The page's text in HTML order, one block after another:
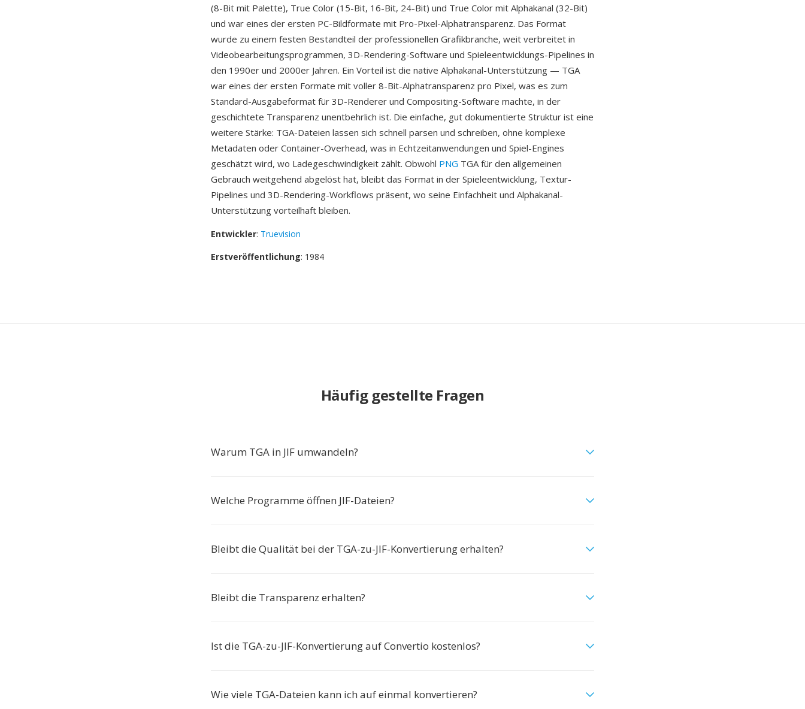
(8-Bit mit Palette), True Color (15-Bit, 16-Bit, 24-Bit) und True Color mit Alphakanal (32-Bit)
und war eines der ersten PC-Bildformate mit Pro-Pixel-Alphatransparenz. Das Format
wurde zu einem festen Bestandteil der professionellen Grafikbranche, weit verbreitet in
Videobearbeitungsprogrammen, 3D-Rendering-Software und Spieleentwicklungs-Pipelines in
den 1990er und 2000er Jahren. Ein Vorteil ist die native Alphakanal-Unterstützung — TGA
war eines der ersten Formate mit voller 8-Bit-Alphatransparenz pro Pixel, was es zum
Standard-Ausgabeformat für 3D-Renderer und Compositing-Software machte, in der
geschichtete Transparenz unentbehrlich ist. Die einfache, gut dokumentierte Struktur ist eine
weitere Stärke: TGA-Dateien lassen sich schnell parsen und schreiben, ohne komplexe
Metadaten oder Container-Overhead, was in Echtzeitanwendungen und Spiel-Engines
geschätzt wird, wo Ladegeschwindigkeit zählt. Obwohl PNG TGA für den allgemeinen
Gebrauch weitgehend abgelöst hat, bleibt das Format in der Spieleentwicklung, Textur-
Pipelines und 3D-Rendering-Workflows präsent, wo seine Einfachheit und Alphakanal-
Unterstützung vorteilhaft bleiben.
Entwickler: Truevision
Erstveröffentlichung: 1984
Häufig gestellte Fragen
Warum TGA in JIF umwandeln?
Welche Programme öffnen JIF-Dateien?
Bleibt die Qualität bei der TGA-zu-JIF-Konvertierung erhalten?
Bleibt die Transparenz erhalten?
Ist die TGA-zu-JIF-Konvertierung auf Convertio kostenlos?
Wie viele TGA-Dateien kann ich auf einmal konvertieren?